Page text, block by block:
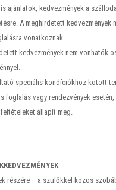
ajánlatok, kedvezmények a
A meghirdetett kedvezmények
vonatkoznak.
kedvezmények nem vonhatók
speciális kondíciókhoz kötött
foglalás vagy rendezvények
állapít meg.
részére – a szülőkkel közös